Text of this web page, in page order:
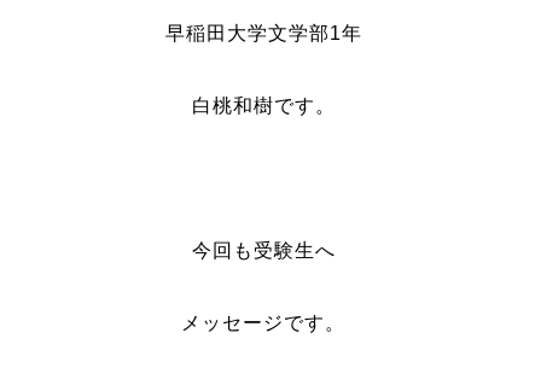
早稲田大学文学部1年
白桃和樹です。
今回も受験生へ
メッセージです。